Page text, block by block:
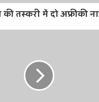
तस्करी में दो अफ्रीकी